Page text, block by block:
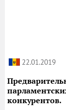
22.01.2019
конкурентов.